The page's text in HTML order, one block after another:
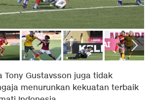
Tony Gustavsson juga tidak
menurunkan kekuatan terbaik